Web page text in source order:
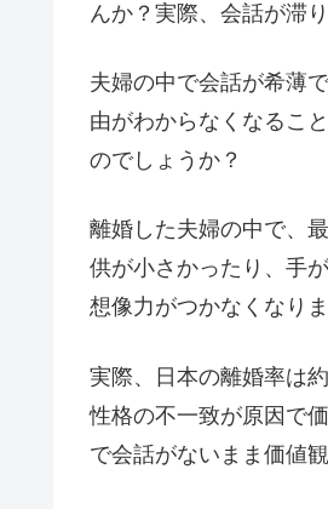
んか？実際、会話が滞
夫婦の中で会話が希薄
由がわからなくなるこ
のでしょうか？
離婚した夫婦の中で、
供が小さかったり、手
想像力がつかなくなりま
実際、日本の離婚率は
性格の不一致が原因で
で会話がないまま価値